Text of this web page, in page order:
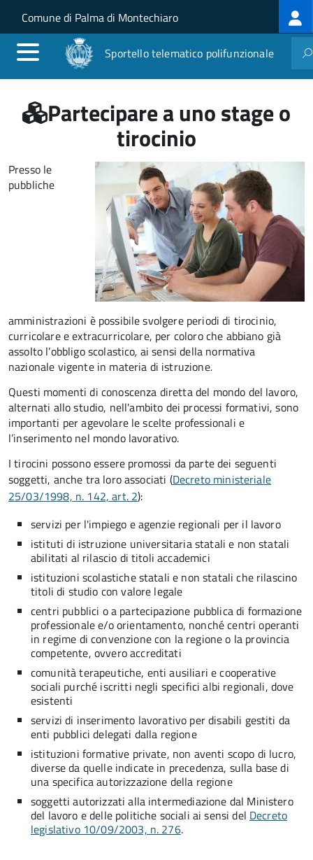
Salta al contenuto principale
Skip to site navigation
Comune di Palma di Montechiaro
Sportello telematico polifunzionale
Partecipare a uno stage o
tirocinio
Presso le
pubbliche
amministrazioni è possibile svolgere periodi di tirocinio,
curricolare e extracurricolare, per coloro che abbiano già
assolto l’obbligo scolastico, ai sensi della normativa
nazionale vigente in materia di istruzione.
Questi momenti di conoscenza diretta del mondo del lavoro,
alternati allo studio, nell'ambito dei processi formativi, sono
importanti per agevolare le scelte professionali e
l’inserimento nel mondo lavorativo.
I tirocini possono essere promossi da parte dei seguenti
soggetti, anche tra loro associati (Decreto ministeriale
25/03/1998, n. 142, art. 2):
servizi per l'impiego e agenzie regionali per il lavoro
istituti di istruzione universitaria statali e non statali
abilitati al rilascio di titoli accademici
istituzioni scolastiche statali e non statali che rilascino
titoli di studio con valore legale
centri pubblici o a partecipazione pubblica di formazione
professionale e/o orientamento, nonché centri operanti
in regime di convenzione con la regione o la provincia
competente, ovvero accreditati
comunità terapeutiche, enti ausiliari e cooperative
sociali purché iscritti negli specifici albi regionali, dove
esistenti
servizi di inserimento lavorativo per disabili gestiti da
enti pubblici delegati dalla regione
istituzioni formative private, non aventi scopo di lucro,
diverse da quelle indicate in precedenza, sulla base di
una specifica autorizzazione della regione
soggetti autorizzati alla intermediazione dal Ministero
del lavoro e delle politiche sociali ai sensi del Decreto
legislativo 10/09/2003, n. 276.